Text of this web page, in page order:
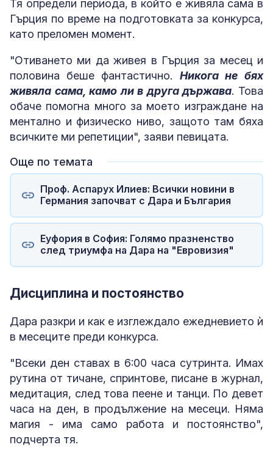
Тя определи периода, в който е живяла сама в
Гърция по време на подготовката за конкурса,
като преломен момент.
"Отиването ми да живея в Гърция за месец и
половина беше фантастично. Никога не бях
живяла сама, камо ли в друга държава. Това
обаче помогна много за моето изграждане на
ментално и физическо ниво, защото там бяха
всичките ми репетиции", заяви певицата.
Още по темата
Проф. Аспарух Илиев: Всички новини в
Германия започват с Дара и България
Еуфория в София: Голямо празненство
след триумфа на Дара на "Евровизия"
Дисциплина и постоянство
Дара разкри и как е изглеждало ежедневието ѝ
в месеците преди конкурса.
"Всеки ден ставах в 6:00 часа сутринта. Имах
рутина от тичане, спринтове, писане в журнал,
медитация, след това пеене и танци. По девет
часа на ден, в продължение на месеци. Няма
магия - има само работа и постоянство",
подчерта тя.